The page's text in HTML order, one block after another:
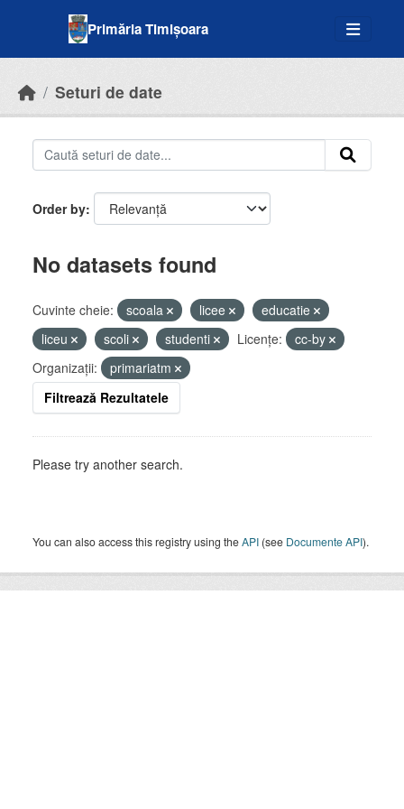
Primăria Timișoara
Seturi de date
Order by
No datasets found
Cuvinte cheie: scoala licee
educatie
liceu
scoli studenti Licenţe:
cc-by
Organizații:
primariatm
Filtrează Rezultatele
Please try another search.
You can also access this registry using theAPI (see Documente API).